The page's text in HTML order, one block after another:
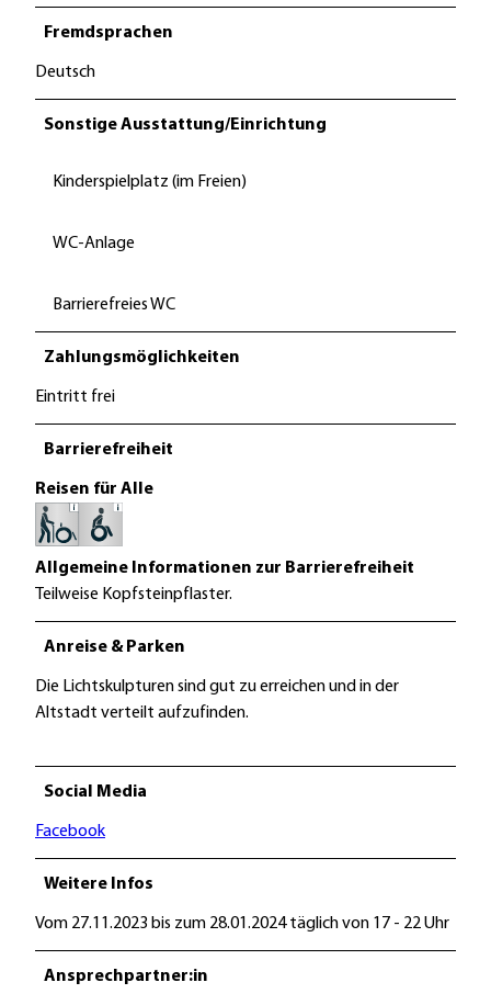
Fremdsprachen
Deutsch
Sonstige Ausstattung/Einrichtung
Kinderspielplatz (im Freien)
WC-Anlage
Barrierefreies WC
Zahlungsmöglichkeiten
Eintritt frei
Barrierefreiheit
Reisen für Alle
Allgemeine Informationen zur Barrierefreiheit
Teilweise Kopfsteinpflaster.
Anreise & Parken
Die Lichtskulpturen sind gut zu erreichen und in der
Altstadt verteilt aufzufinden.
Social Media
Facebook
Weitere Infos
Vom 27.11.2023 bis zum 28.01.2024 täglich von 17 - 22 Uhr
Ansprechpartner:in